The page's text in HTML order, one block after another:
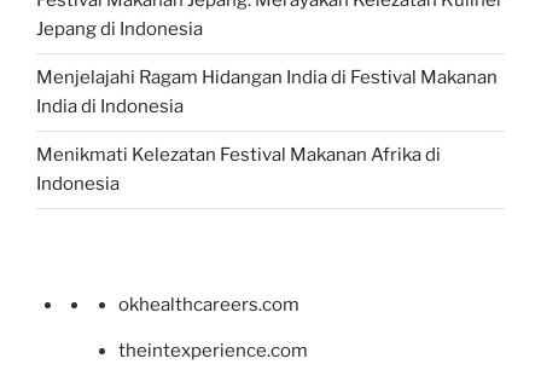
Jepang di Indonesia
Menjelajahi Ragam Hidangan India di Festival Makanan
India di Indonesia
Menikmati Kelezatan Festival Makanan Afrika di
Indonesia
okhealthcareers.com
theintexperience.com